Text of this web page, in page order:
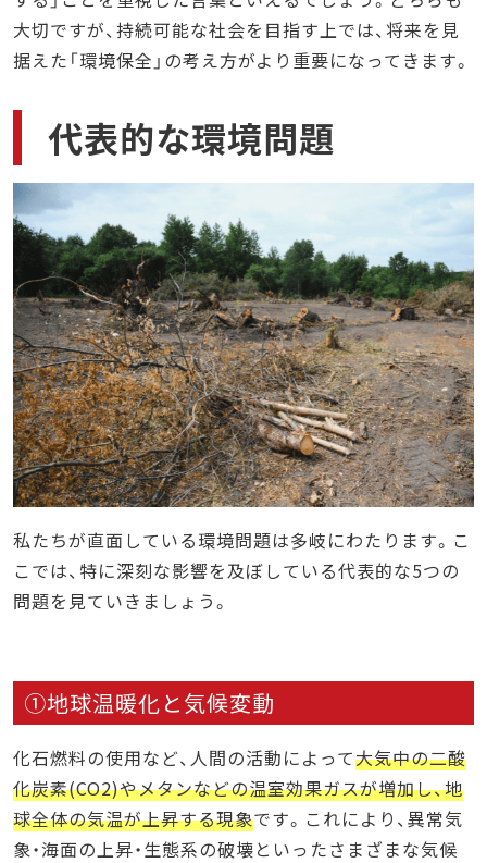
大切ですが、持続可能な社会を目指す上では、将来を見
据えた「環境保全」の考え方がより重要になってきます。
代表的な環境問題
私たちが直面している環境問題は多岐にわたります。こ
こでは、特に深刻な影響を及ぼしている代表的な5つの
問題を見ていきましょう。
①地球温暖化と気候変動
化石燃料の使用など、人間の活動によって大気中の二酸
化炭素(CO2)やメタンなどの温室効果ガスが増加し、地
球全体の気温が上昇する現象です。これにより、異常気
象・海面の上昇・生態系の破壊といったさまざまな気候